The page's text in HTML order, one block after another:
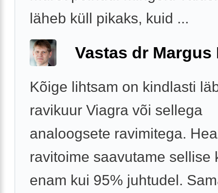
läheb küll pikaks, kuid ...
Vastas dr Margus
Kõige lihtsam on kindlasti
ravikuur Viagra või sellega
analoogsete ravimitega.
ravitoime saavutame sellise
enam kui 95% juhtudel.